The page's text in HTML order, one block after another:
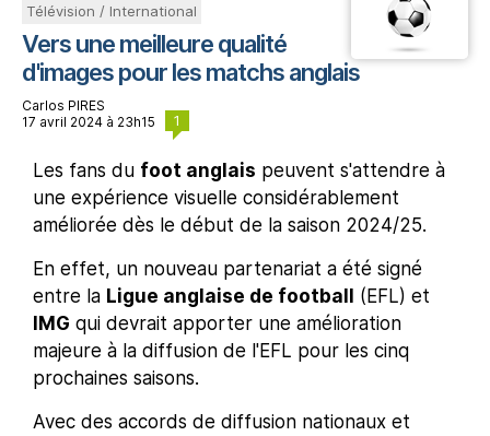
Télévision / International
Vers une meilleure qualité
d'images pour les matchs anglais
Carlos PIRES
17 avril 2024 à 23h15
1
Les fans du foot anglais peuvent s'attendre à
une expérience visuelle considérablement
améliorée dès le début de la saison 2024/25.
En effet, un nouveau partenariat a été signé
entre la Ligue anglaise de football (EFL) et
IMG qui devrait apporter une amélioration
majeure à la diffusion de l'EFL pour les cinq
prochaines saisons.
Avec des accords de diffusion nationaux et